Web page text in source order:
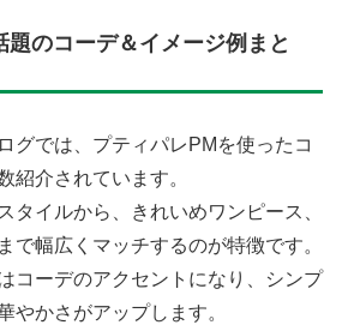
題のコーデ＆イメージ例まと
グでは、プティパレPMを使ったコ
紹介されています。
タイルから、きれいめワンピース、
で幅広くマッチするのが特徴です。
コーデのアクセントになり、シンプ
やかさがアップします。